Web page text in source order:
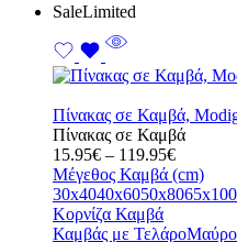
SaleLimited
Πίνακας σε Καμβά,
Πίνακας σε Καμβά
15.95€ – 119.95€Price
range:
15.95€
119.95€
Μέγεθος Καμβά (cm)
30x4040x6050x8065x100
Κορνίζα Καμβά
Καμβάς με ΤελάροΜαύρο